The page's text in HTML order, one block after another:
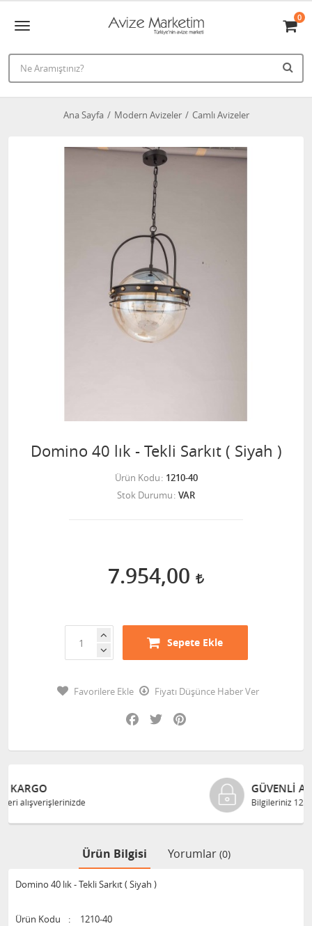
0
Ana Sayfa Modern Avizeler Camlı Avizeler
Domino 40 lık - Tekli Sarkıt ( Siyah )
Ürün Kodu 1210-40
Stok Durumu VAR
7.954,00
Sepete Ekle
Favorilere Ekle
Fiyatı Düşünce Haber Ver
Facebook
Twitter
GÜVENLI ALIŞVERIŞ
Bilgileriniz 128 Bit SSL ile güvende
Ürün Bilgisi Yorumlar (0)
Domino 40 lık - Tekli Sarkıt ( Siyah )
Ürün Kodu :
1210-40